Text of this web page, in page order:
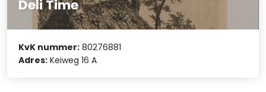
Deli Time
KvK nummer: 80276881
Adres: Keiweg 16 A